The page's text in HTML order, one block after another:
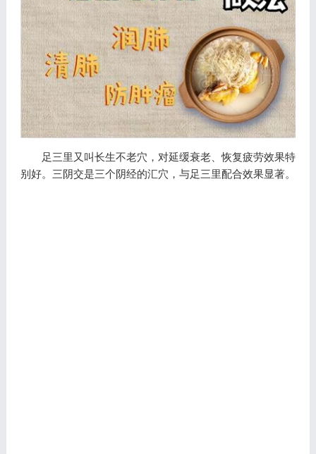
足三里又叫长生不老穴，对延缓衰老、恢复疲劳效果特
别好。三阴交是三个阴经的汇穴，与足三里配合效果显著。